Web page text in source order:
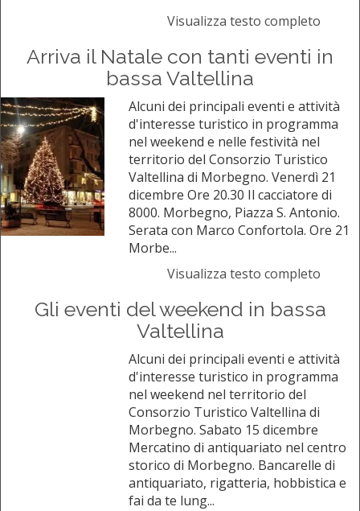
Visualizza testo completo
Arriva il Natale con tanti eventi in
bassa Valtellina
Alcuni dei principali eventi e attività
d'interesse turistico in programma
nel weekend e nelle festività nel
territorio del Consorzio Turistico
Valtellina di Morbegno. Venerdì 21
dicembre Ore 20.30 Il cacciatore di
8000. Morbegno, Piazza S. Antonio.
Serata con Marco Confortola. Ore 21
Morbe...
Visualizza testo completo
Gli eventi del weekend in bassa
Valtellina
Alcuni dei principali eventi e attività
d'interesse turistico in programma
nel weekend nel territorio del
Consorzio Turistico Valtellina di
Morbegno. Sabato 15 dicembre
Mercatino di antiquariato nel centro
storico di Morbegno. Bancarelle di
antiquariato, rigatteria, hobbistica e
fai da te lung...